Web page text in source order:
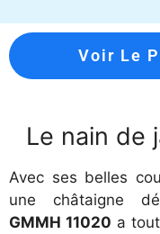
Voir Le
Le nain de
Avec ses belles
une châtaigne
GMMH 11020 a